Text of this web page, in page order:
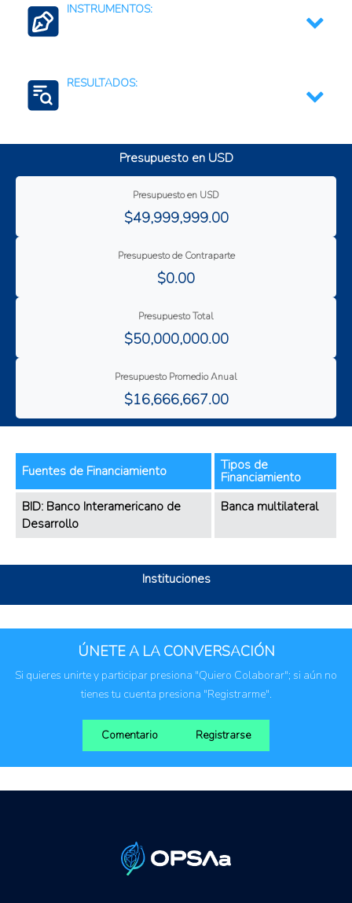
INSTRUMENTOS:
Inversión en infraestructura pública
Transferencias monetarias a consumidores o
Transferencias sociales condicionadas
RESULTADOS:
Seguridad alimentaria y nutricional
Presupuesto en USD
Presupuesto en USD
$49,999,999.00
Presupuesto de Contraparte
$0.00
Presupuesto Total
$50,000,000.00
Presupuesto Promedio Anual
$16,666,667.00
Fuentes de Financiamiento Tipos de
Financiamiento
BID: Banco Interamericano de
Desarrollo
Banca multilateral
Instituciones
ÚNETE A LA CONVERSACIÓN
Si quieres unirte y participar presiona "Quiero Colaborar"; si aún no
tienes tu cuenta presiona "Registrarme".
Comentario Registrarse